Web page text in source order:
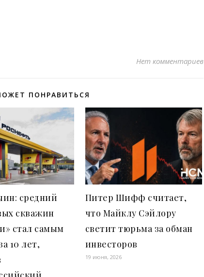
Нет комментариев
ПОНРАВИТЬСЯ
средний
скважин
стал самым
10 лет,
Питер Шифф считает,
что Майклу Сэйлору
светит тюрьма за обман
инвесторов
19 июня, 2026